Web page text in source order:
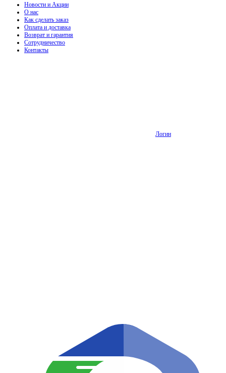
Новости и Акции
О нас
Как сделать заказ
Оплата и доставка
Возврат и гарантия
Сотрудничество
Контакты
Логин